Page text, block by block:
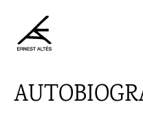
contingut